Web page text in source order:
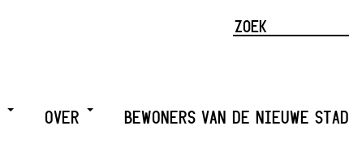
OVER BEWONERS VAN DE NIEUWE STAD